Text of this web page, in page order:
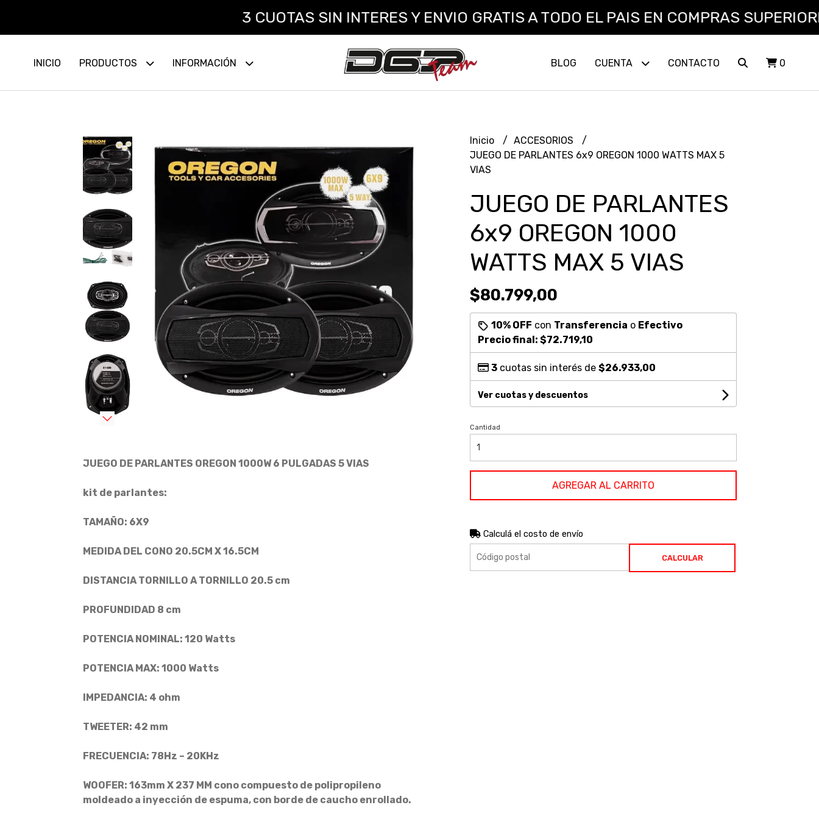
3 CUOTAS SIN INTERES Y ENVIO GRATIS A TODO EL PAIS EN COMPRAS SUPERIORES
INICIO PRODUCTOS INFORMACIÓN BLOG CUENTA CONTACTO 0
JUEGO DE PARLANTES OREGON 1000W 6 PULGADAS 5 VIAS
kit de parlantes:
TAMAÑO: 6X9
MEDIDA DEL CONO 20.5CM X 16.5CM
DISTANCIA TORNILLO A TORNILLO 20.5 cm
PROFUNDIDAD 8 cm
POTENCIA NOMINAL: 120 Watts
POTENCIA MAX: 1000 Watts
IMPEDANCIA: 4 ohm
TWEETER: 42 mm
FRECUENCIA: 78Hz – 20KHz
WOOFER: 163mm X 237 MM cono compuesto de polipropileno
moldeado a inyección de espuma, con borde de caucho enrollado.
Inicio
ACCESORIOS
JUEGO DE PARLANTES 6x9 OREGON 1000 WATTS MAX 5
VIAS
JUEGO DE PARLANTES
6x9 OREGON 1000
WATTS MAX 5 VIAS
$80.799,00
10% OFF con Transferencia o Efectivo
Precio final: $72.719,10
3cuotas sin interés de $26.933,00
Ver cuotas y descuentos
Cantidad
AGREGAR AL CARRITO
Calculá el costo de envío
CALCULAR